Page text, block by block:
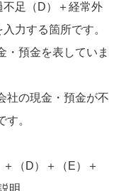
不足（D）＋経常外
力する箇所です。
・預金を表していま
社の現金・預金が不
。